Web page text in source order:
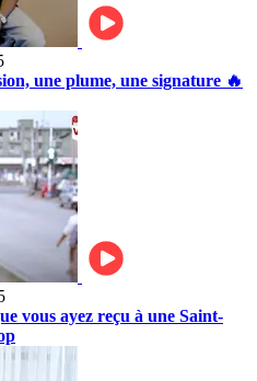
une plume, une signature 🔥
vous ayez reçu à une Saint-